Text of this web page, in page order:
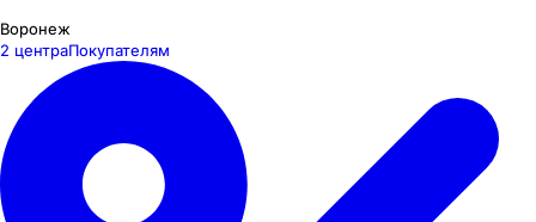
Воронеж
2 центраПокупателям